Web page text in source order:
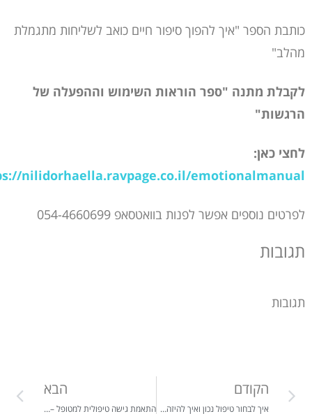
כותבת הספר "איך להפוך סיפור חיים כואב לשליחות מתגמלת
מהלב"
לקבלת מתנה "ספר הוראות השימוש וההפעלה של
הרגשות"
לחצי כאן:
nilidorhaella.ravpage.co.il/emotionalmanual
לפרטים נוספים אפשר לפנות בוואטסאפ 054-4660699
תגובות
תגובות
הקודם
איך לבחור טיפול נכון ואיך להיזהר משיווק לא אתי בעולם הטיפול הפרוץ- בואו נעשה קצת סדר
הבא
התאמת גישה טיפולית למטופל – כחלק "האומנותי" והיצירתי בעולם הטיפול